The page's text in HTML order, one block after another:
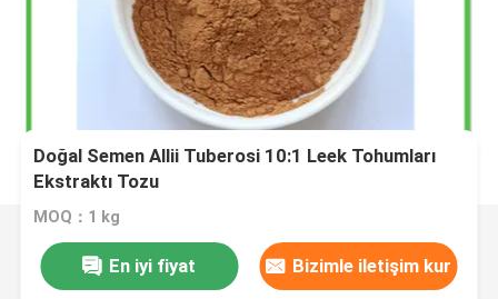
Doğal Semen Allii Tuberosi 10:1 Leek Tohumları
Ekstraktı Tozu
MOQ：1 kg
En iyi fiyat Bizimle iletişim kur